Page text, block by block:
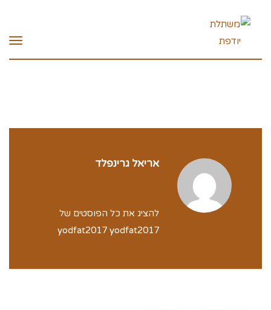
אריאל גרינפלד
להציג את כל הפוסטים של
yodfat2017 yodfat2017